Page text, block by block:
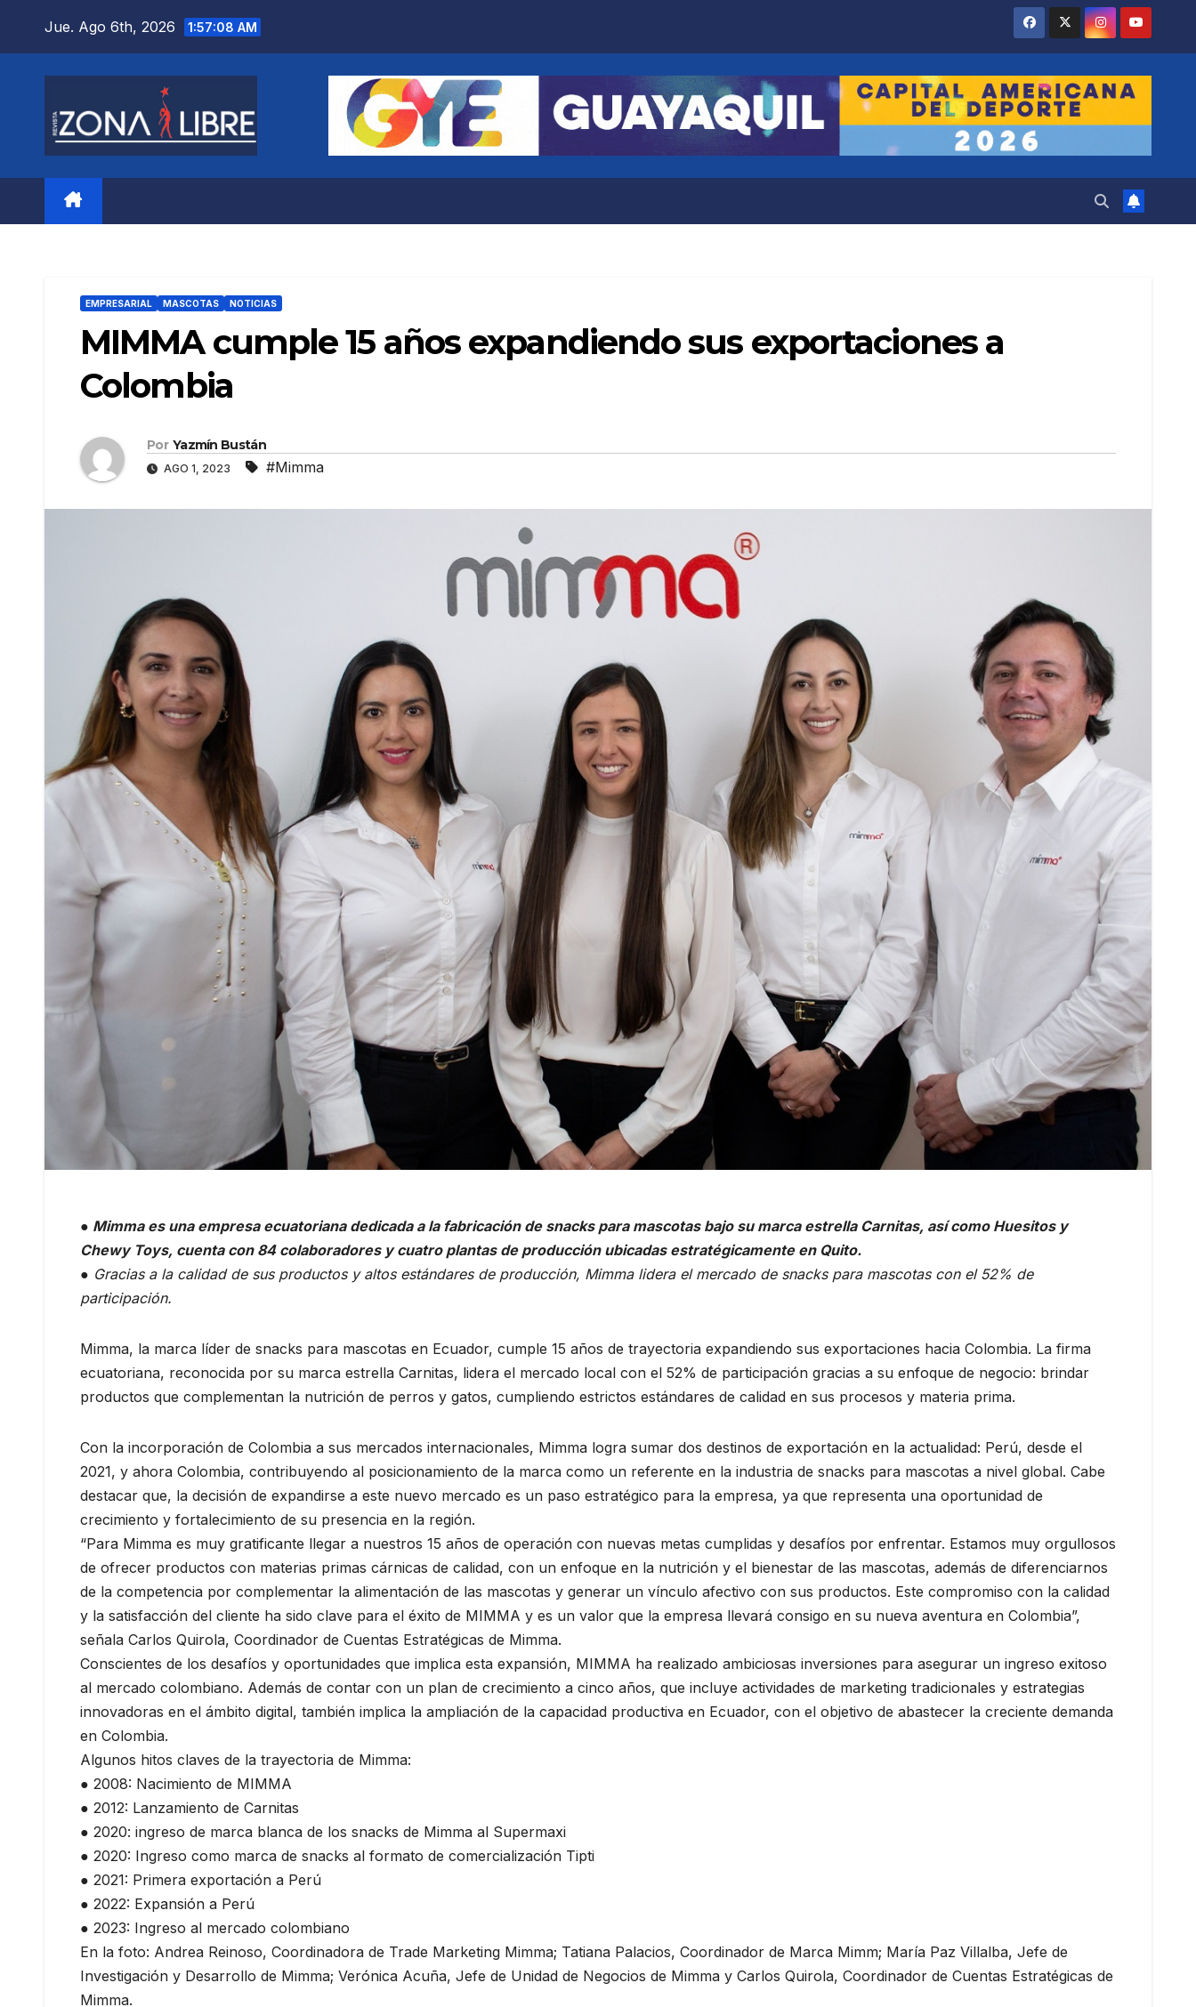
Jue. Ago 6th, 2026 1:57:10 AM
EMPRESARIAL MASCOTAS NOTICIAS
MIMMA cumple 15 años expandiendo sus exportaciones a
Colombia
Por Yazmín Bustán
AGO 1, 2023 #Mimma
● Mimma es una empresa ecuatoriana dedicada a la fabricación de snacks para mascotas bajo su marca estrella Carnitas, así como Huesitos y
Chewy Toys, cuenta con 84 colaboradores y cuatro plantas de producción ubicadas estratégicamente en Quito.
● Gracias a la calidad de sus productos y altos estándares de producción, Mimma lidera el mercado de snacks para mascotas con el 52% de
participación.
Mimma, la marca líder de snacks para mascotas en Ecuador, cumple 15 años de trayectoria expandiendo sus exportaciones hacia Colombia. La firma
ecuatoriana, reconocida por su marca estrella Carnitas, lidera el mercado local con el 52% de participación gracias a su enfoque de negocio: brindar
productos que complementan la nutrición de perros y gatos, cumpliendo estrictos estándares de calidad en sus procesos y materia prima.
Con la incorporación de Colombia a sus mercados internacionales, Mimma logra sumar dos destinos de exportación en la actualidad: Perú, desde el
2021, y ahora Colombia, contribuyendo al posicionamiento de la marca como un referente en la industria de snacks para mascotas a nivel global. Cabe
destacar que, la decisión de expandirse a este nuevo mercado es un paso estratégico para la empresa, ya que representa una oportunidad de
crecimiento y fortalecimiento de su presencia en la región.
“Para Mimma es muy gratificante llegar a nuestros 15 años de operación con nuevas metas cumplidas y desafíos por enfrentar. Estamos muy orgullosos
de ofrecer productos con materias primas cárnicas de calidad, con un enfoque en la nutrición y el bienestar de las mascotas, además de diferenciarnos
de la competencia por complementar la alimentación de las mascotas y generar un vínculo afectivo con sus productos. Este compromiso con la calidad
y la satisfacción del cliente ha sido clave para el éxito de MIMMA y es un valor que la empresa llevará consigo en su nueva aventura en Colombia”,
señala Carlos Quirola, Coordinador de Cuentas Estratégicas de Mimma.
Conscientes de los desafíos y oportunidades que implica esta expansión, MIMMA ha realizado ambiciosas inversiones para asegurar un ingreso exitoso
al mercado colombiano. Además de contar con un plan de crecimiento a cinco años, que incluye actividades de marketing tradicionales y estrategias
innovadoras en el ámbito digital, también implica la ampliación de la capacidad productiva en Ecuador, con el objetivo de abastecer la creciente demanda
en Colombia.
Algunos hitos claves de la trayectoria de Mimma:
● 2008: Nacimiento de MIMMA
● 2012: Lanzamiento de Carnitas
● 2020: ingreso de marca blanca de los snacks de Mimma al Supermaxi
● 2020: Ingreso como marca de snacks al formato de comercialización Tipti
● 2021: Primera exportación a Perú
● 2022: Expansión a Perú
● 2023: Ingreso al mercado colombiano
En la foto: Andrea Reinoso, Coordinadora de Trade Marketing Mimma; Tatiana Palacios, Coordinador de Marca Mimm; María Paz Villalba, Jefe de
Investigación y Desarrollo de Mimma; Verónica Acuña, Jefe de Unidad de Negocios de Mimma y Carlos Quirola, Coordinador de Cuentas Estratégicas de
Mimma.